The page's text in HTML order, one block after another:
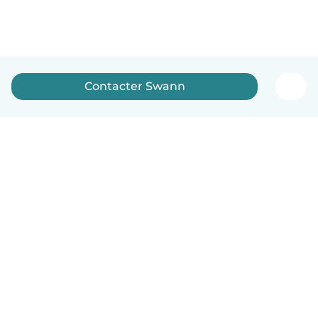
Contacter Swann